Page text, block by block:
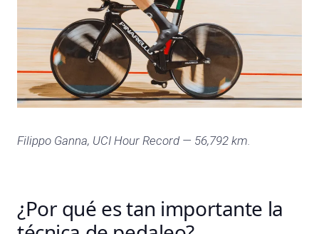
Filippo Ganna, UCI Hour Record — 56,792 km.
¿Por qué es tan importante la